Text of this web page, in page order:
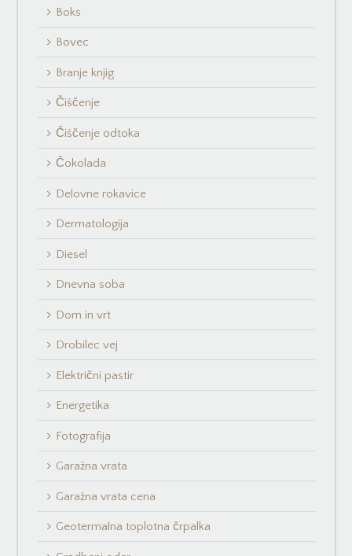
Boks
Bovec
Branje knjig
Čiščenje
Čiščenje odtoka
Čokolada
Delovne rokavice
Dermatologija
Diesel
Dnevna soba
Dom in vrt
Drobilec vej
Električni pastir
Energetika
Fotografija
Garažna vrata
Garažna vrata cena
Geotermalna toplotna črpalka